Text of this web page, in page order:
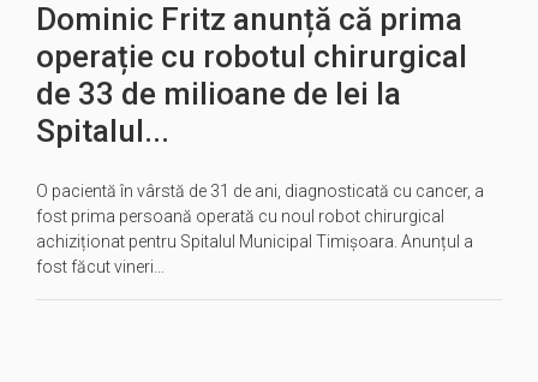
Dominic Fritz anunță că prima
operație cu robotul chirurgical
de 33 de milioane de lei la
Spitalul...
O pacientă în vârstă de 31 de ani, diagnosticată cu cancer, a
fost prima persoană operată cu noul robot chirurgical
achiziționat pentru Spitalul Municipal Timișoara. Anunțul a
fost făcut vineri…